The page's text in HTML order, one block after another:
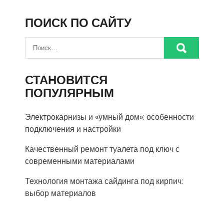
ПОИСК ПО САЙТУ
СТАНОВИТСЯ
ПОПУЛЯРНЫМ
Электрокарнизы и «умный дом»: особенности
подключения и настройки
Качественный ремонт туалета под ключ с
современными материалами
Технология монтажа сайдинга под кирпич:
выбор материалов